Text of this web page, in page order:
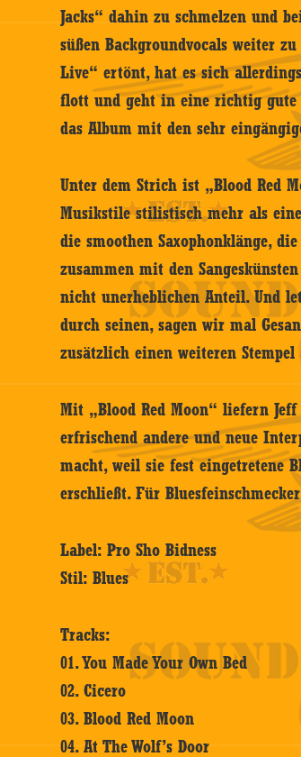
Jacks“ dahin zu schmelzen und
süßen Backgroundvocals weiter
Live“ ertönt, hat es sich
flott und geht in eine richtig gute
das Album mit den sehr
Unter dem Strich ist „Blood Red
Musikstile stilistisch mehr als
die smoothen Saxophonklänge,
zusammen mit den
nicht unerheblichen Anteil. Und
durch seinen, sagen wir mal
zusätzlich einen weiteren Stempel
Mit „Blood Red Moon“ liefern
erfrischend andere und neue
macht, weil sie fest eingetretene
erschließt. Für
Label: Pro Sho Bidness
Stil: Blues
Tracks:
01. You Made Your Own Bed
02. Cicero
03. Blood Red Moon
04. At The Wolf’s Door